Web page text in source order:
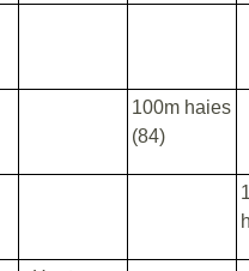
100m haies
(84)